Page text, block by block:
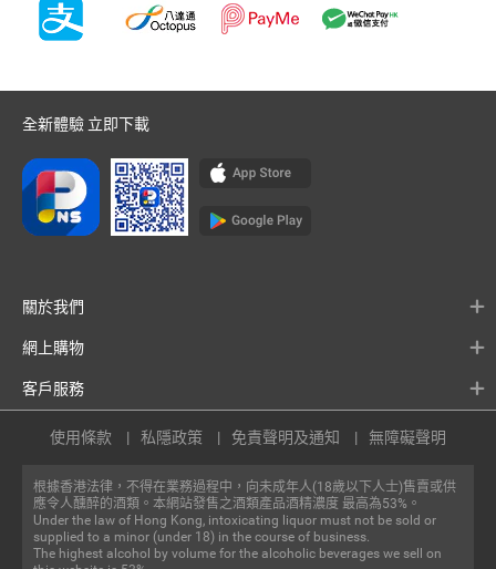
全新體驗 立即下載
關於我們
網上購物
客戶服務
根據香港法律，不得在業務過程中，向未成年人(18歲以下人士)售賣或供
應令人醺醉的酒類。本網站發售之酒類產品酒精濃度 最高為53%。
Under the law of Hong Kong, intoxicating liquor must not be sold or
supplied to a minor (under 18) in the course of business.
The highest alcohol by volume for the alcoholic beverages we sell on
使用條款 私隱政策 免責聲明及通知 無障礙聲明